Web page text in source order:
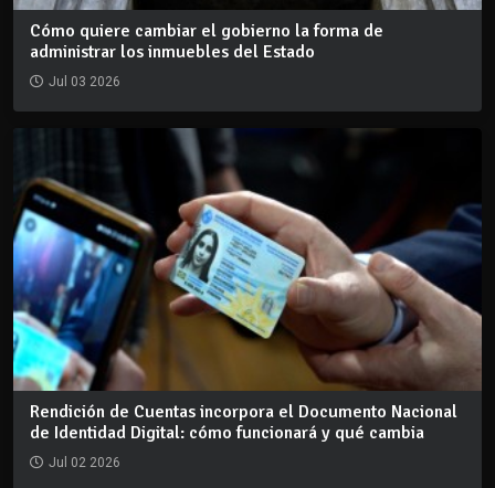
Cómo quiere cambiar el gobierno la forma de
administrar los inmuebles del Estado
Jul 03 2026
Rendición de Cuentas incorpora el Documento Nacional
de Identidad Digital: cómo funcionará y qué cambia
Jul 02 2026